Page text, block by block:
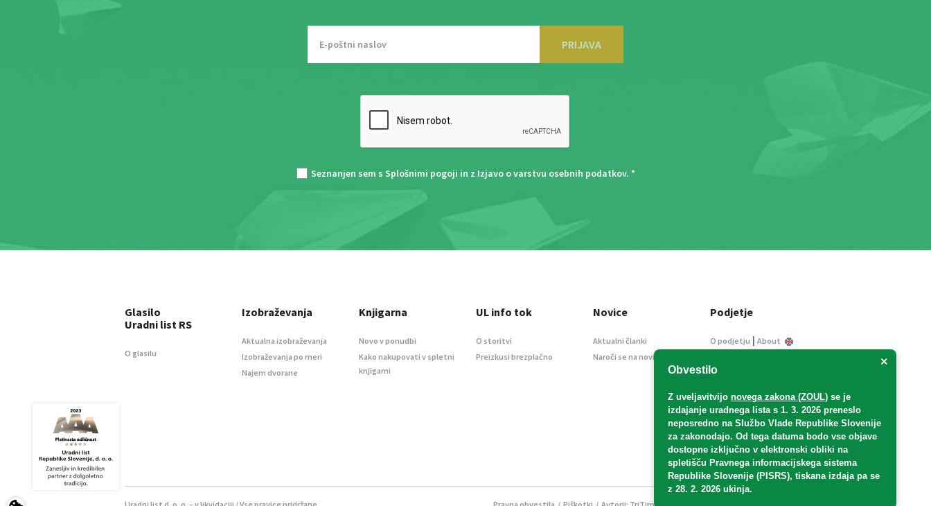
PRIJAVA
Seznanjen sem s Splošnimi pogoji in z Izjavo o varstvu osebnih podatkov. *
×
Obvestilo
Z uveljavitvijo novega zakona (ZOUL) se je
izdajanje uradnega lista s 1. 3. 2026 preneslo
neposredno na Službo Vlade Republike Slovenije
za zakonodajo. Od tega datuma bodo vse objave
dostopne izključno v elektronski obliki na
spletišču Pravnega informacijskega sistema
Republike Slovenije (PISRS), tiskana izdaja pa se
z 28. 2. 2026 ukinja.
Glasilo
Uradni list RS
O glasilu
Izobraževanja
Aktualna izobraževanja
Izobraževanja po meri
Najem dvorane
Knjigarna
Novo v ponudbi
Kako nakupovati v spletni
knjigarni
UL info tok
O storitvi
Preizkusi brezplačno
Novice
Aktualni članki
Naroči se na novice
Podjetje
O podjetju | About
Informacije javnega
Oglaševanje
Splošni pogoji
Izjava o varstvu osebnih
podatkov
E-dražbe